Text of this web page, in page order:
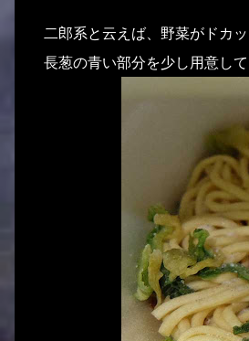
二郎系と云えば、野菜がドカ
長葱の青い部分を少し用意し